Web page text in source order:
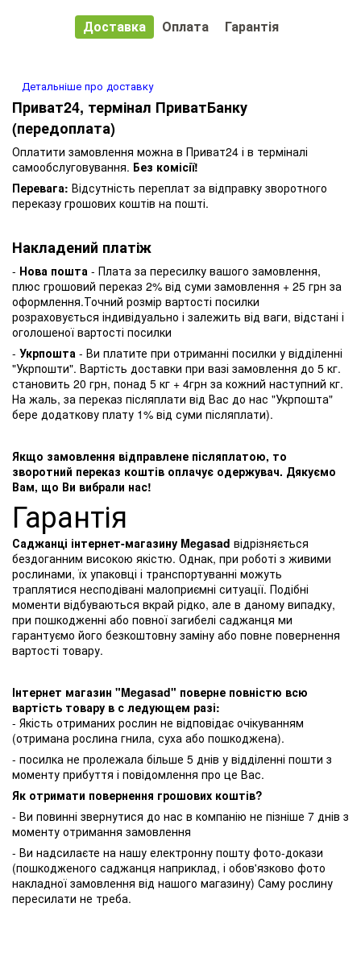
Доставка Оплата Гарантія
Детальніше про доставку
Приват24, термінал ПриватБанку
(передоплата)
Оплатити замовлення можна в Приват24 і в терміналі
самообслуговування. Без комісії!
Перевага: Відсутність переплат за відправку зворотного
переказу грошових коштів на пошті.
Накладений платіж
- Нова пошта - Плата за пересилку вашого замовлення,
плюс грошовий переказ 2% від суми замовлення + 25 грн за
оформлення.Точний розмір вартості посилки
розраховується індивідуально і залежить від ваги, відстані і
оголошеної вартості посилки
- Укрпошта - Ви платите при отриманні посилки у відділенні
"Укрпошти". Вартість доставки при вазі замовлення до 5 кг.
становить 20 грн, понад 5 кг + 4грн за кожний наступний кг.
На жаль, за переказ післяплати від Вас до нас "Укрпошта"
бере додаткову плату 1% від суми післяплати).
Якщо замовлення відправлене післяплатою, то
зворотний переказ коштів оплачує одержувач. Дякуємо
Вам, що Ви вибрали нас!
Гарантія
Саджанці інтернет-магазину Megasad відрізняється
бездоганним високою якістю. Однак, при роботі з живими
рослинами, їх упаковці і транспортуванні можуть
траплятися несподівані малоприємні ситуації. Подібні
моменти відбуваються вкрай рідко, але в даному випадку,
при пошкодженні або повної загибелі саджанця ми
гарантуємо його безкоштовну заміну або повне повернення
вартості товару.
Інтернет магазин "Megasad" поверне повністю всю
вартість товару в с ледующем разі:
- Якість отриманих рослин не відповідає очікуванням
(отримана рослина гнила, суха або пошкоджена).
- посилка не пролежала більше 5 днів у відділенні пошти з
моменту прибуття і повідомлення про це Вас.
Як отримати повернення грошових коштів?
- Ви повинні звернутися до нас в компанію не пізніше 7 днів з
моменту отримання замовлення
- Ви надсилаєте на нашу електронну пошту фото-докази
(пошкодженого саджанця наприклад, і обов'язково фото
накладної замовлення від нашого магазину) Саму рослину
пересилати не треба.